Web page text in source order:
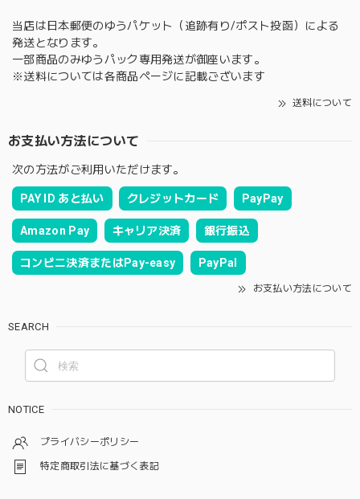
当店は日本郵便のゆうパケット（追跡有り/ポスト投函）による
発送となります。
一部商品のみゆうパック専用発送が御座います。
※送料については各商品ページに記載ございます
送料について
お支払い方法について
次の方法がご利用いただけます。
PAY ID あと払い クレジットカード PayPay
Amazon Pay キャリア決済 銀行振込
コンビニ決済またはPay-easy PayPal
お支払い方法について
SEARCH
NOTICE
プライバシーポリシー
特定商取引法に基づく表記